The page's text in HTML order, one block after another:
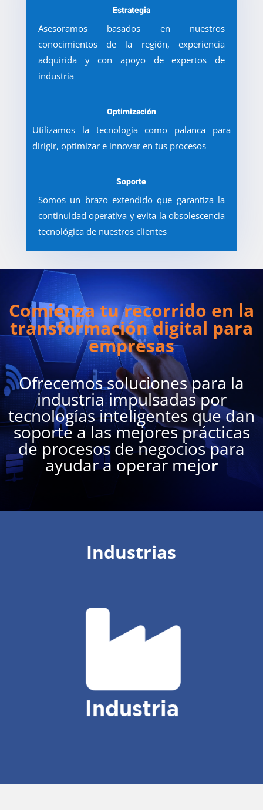
Estrategia
Asesoramos basados en nuestros
conocimientos de la región, experiencia
adquirida y con apoyo de expertos de
industria
Optimización
Utilizamos la tecnología como palanca para
dirigir, optimizar e innovar en tus procesos
Soporte
Somos un brazo extendido que garantiza la
continuidad operativa y evita la obsolescencia
tecnológica de nuestros clientes
Comienza tu recorrido en la
transformación digital para
empresas
Ofrecemos soluciones para la
industria impulsadas por
tecnologías inteligentes que dan
soporte a las mejores prácticas
de procesos de negocios para
ayudar a operar mejor
Industrias